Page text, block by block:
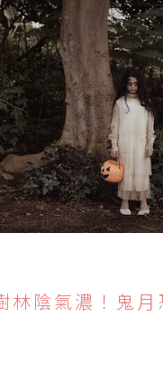
林陰氣濃！鬼